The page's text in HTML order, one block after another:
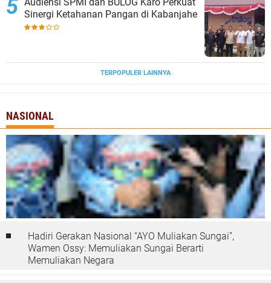
Audiensi SPMI dan BULOG Karo Perkuat
Sinergi Ketahanan Pangan di Kabanjahe
TERPOPULER LAINNYA
NASIONAL
Hadiri Gerakan Nasional “AYO Muliakan Sungai”,
Wamen Ossy: Memuliakan Sungai Berarti
Memuliakan Negara